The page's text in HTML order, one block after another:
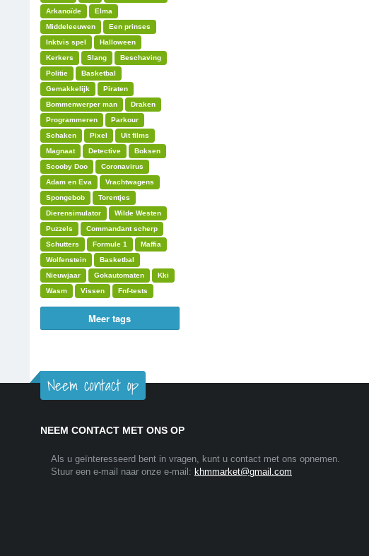
Arkanoïde
Elma
Middeleeuwen
Een prinses
Inktvis spel
Halloween
Kerkers
Slang
Beschaving
Politie
Basketbal
Gemakkelijk
Piraten
Bommenwerper man
Draken
Programmeren
Parkour
Schaken
Pixel
Uit films
Magnaat
Detective
Boksen
Scooby Doo
Coronavirus
Adam en Eva
Vrachtwagens
Spongebob
Torentjes
Dierensimulator
Wilde Westen
Puzzels
Commandant scherp
Schutters
Formule 1
Maffia
Wolfenstein
Basketbal
Nieuwjaar
Gokautomaten
Kki
Wasm
Vissen Fnf-tests
Meer tags
Neem contact op
NEEM CONTACT MET ONS OP
Als u geïnteresseerd bent in vragen, kunt u contact met ons opnemen.
Stuur een e-mail naar onze e-mail: khmmarket@gmail.com